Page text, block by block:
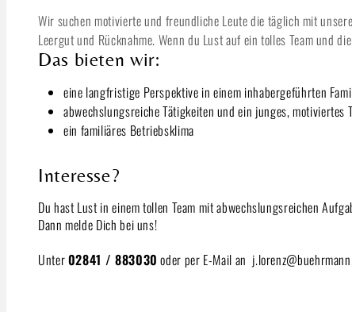
Wir suchen motivierte und freundliche Leute die täglich mit
Leergut und Rücknahme. Wenn du Lust auf ein tolles Team und
Das bieten wir:
eine langfristige Perspektive in einem inhabergeführten
abwechslungsreiche Tätigkeiten und ein junges, motiviertes
ein familiäres Betriebsklima
Interesse?
Du hast Lust in einem tollen Team mit abwechslungsreichen
Dann melde Dich bei uns!
Unter02841 / 883030 oder per E-Mail an